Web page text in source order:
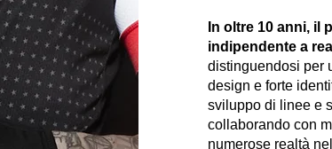
In oltre 10 anni, il
indipendente a
distinguendosi per
design e forte
sviluppo di linee e
collaborando con
numerose realtà